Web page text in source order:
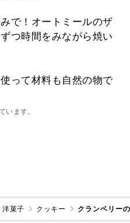
で！オートミールのザ
つ時間をみながら焼い
って材料も自然の物で
います。
洋菓子 クッキー クランベリー